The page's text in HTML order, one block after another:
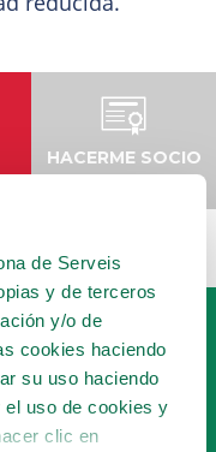
de Serveis
y de terceros
y/o de
cookies haciendo
su uso haciendo
el uso de cookies y
clic en
HACERME SOCIO